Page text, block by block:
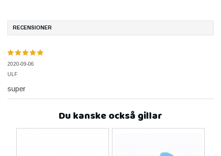
RECENSIONER
2020-09-06
ULF
super
Du kanske också gillar